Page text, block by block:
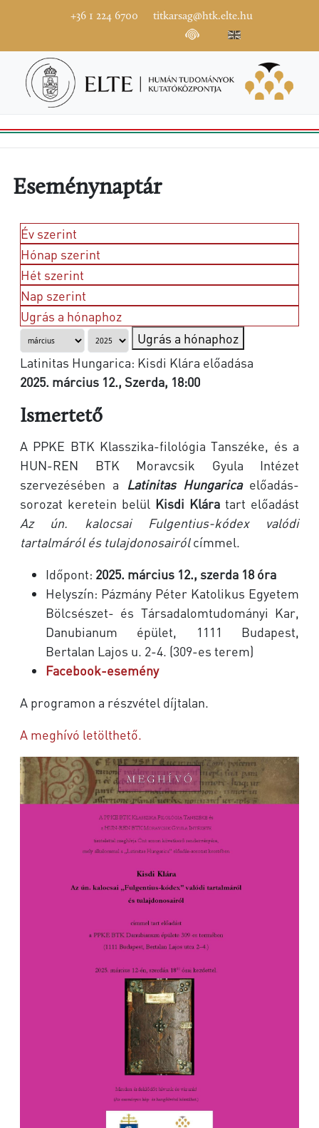
+36 1 224 6700 titkarsag@htk.elte.hu
Eseménynaptár
Év szerint
Hónap szerint
Hét szerint
Nap szerint
Ugrás a hónaphoz
Ugrás a hónaphoz
Latinitas Hungarica: Kisdi Klára előadása
2025. március 12., Szerda, 18:00
Ismertető
A PPKE BTK Klasszika-filológia Tanszéke, és a
HUN-REN BTK Moravcsik Gyula Intézet
szervezésében a Latinitas Hungaricaelőadás-
sorozat keretein belül Kisdi Klára tart előadást
Az ún. kalocsai Fulgentius-kódex valódi
tartalmáról és tulajdonosairólcímmel.
Időpont: 2025. március 12., szerda 18 óra
Helyszín: Pázmány Péter Katolikus Egyetem
Bölcsészet- és Társadalomtudományi Kar,
Danubianum épület, 1111 Budapest,
Bertalan Lajos u. 2-4. (309-es terem)
Facebook-esemény
A programon a részvétel díjtalan.
A meghívó letölthető.